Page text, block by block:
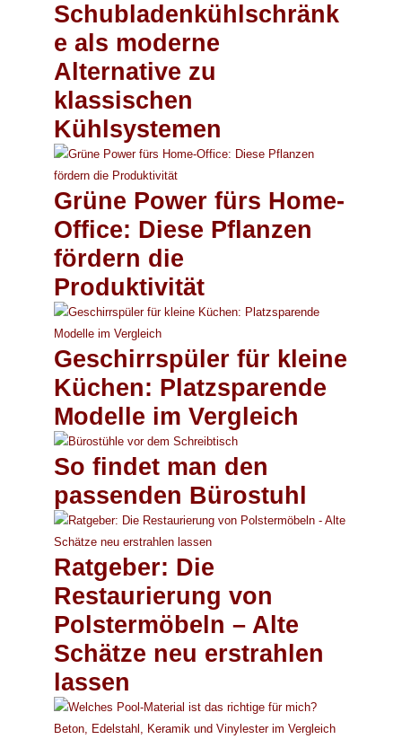
Schubladenkühlschränk
e als moderne
Alternative zu
klassischen
Kühlsystemen
Grüne Power fürs Home-
Office: Diese Pflanzen
fördern die
Produktivität
Geschirrspüler für kleine
Küchen: Platzsparende
Modelle im Vergleich
So findet man den
passenden Bürostuhl
Ratgeber: Die
Restaurierung von
Polstermöbeln – Alte
Schätze neu erstrahlen
lassen